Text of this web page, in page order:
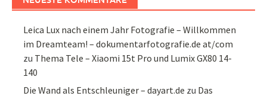
Leica Lux nach einem Jahr Fotografie – Willkommen
im Dreamteam! – dokumentarfotografie.de at/com
zu Thema Tele – Xiaomi 15t Pro und Lumix GX80 14-
140
Die Wand als Entschleuniger – dayart.de zu Das